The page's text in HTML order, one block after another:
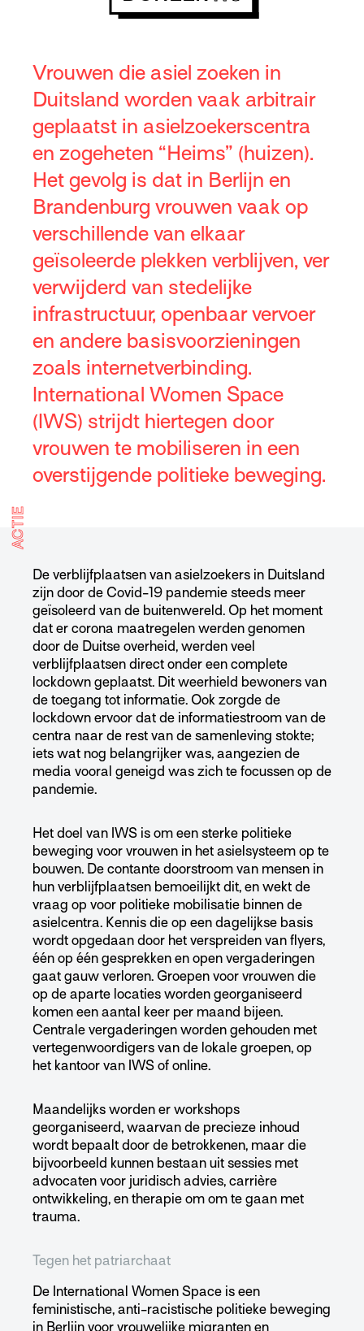
Vrouwen die asiel zoeken in
Duitsland worden vaak arbitrair
geplaatst in asielzoekerscentra
en zogeheten “Heims” (huizen).
Het gevolg is dat in Berlijn en
Brandenburg vrouwen vaak op
verschillende van elkaar
geïsoleerde plekken verblijven, ver
verwijderd van stedelijke
infrastructuur, openbaar vervoer
en andere basisvoorzieningen
zoals internetverbinding.
International Women Space
(IWS) strijdt hiertegen door
vrouwen te mobiliseren in een
overstijgende politieke beweging.
ACTIE
De verblijfplaatsen van asielzoekers in Duitsland
zijn door de Covid-19 pandemie steeds meer
geïsoleerd van de buitenwereld. Op het moment
dat er corona maatregelen werden genomen
door de Duitse overheid, werden veel
verblijfplaatsen direct onder een complete
lockdown geplaatst. Dit weerhield bewoners van
de toegang tot informatie. Ook zorgde de
lockdown ervoor dat de informatiestroom van de
centra naar de rest van de samenleving stokte;
iets wat nog belangrijker was, aangezien de
media vooral geneigd was zich te focussen op de
pandemie.
Het doel van IWS is om een sterke politieke
beweging voor vrouwen in het asielsysteem op te
bouwen. De contante doorstroom van mensen in
hun verblijfplaatsen bemoeilijkt dit, en wekt de
vraag op voor politieke mobilisatie binnen de
asielcentra. Kennis die op een dagelijkse basis
wordt opgedaan door het verspreiden van flyers,
één op één gesprekken en open vergaderingen
gaat gauw verloren. Groepen voor vrouwen die
op de aparte locaties worden georganiseerd
komen een aantal keer per maand bijeen.
Centrale vergaderingen worden gehouden met
vertegenwoordigers van de lokale groepen, op
het kantoor van IWS of online.
Maandelijks worden er workshops
georganiseerd, waarvan de precieze inhoud
wordt bepaalt door de betrokkenen, maar die
bijvoorbeeld kunnen bestaan uit sessies met
advocaten voor juridisch advies, carrière
ontwikkeling, en therapie om om te gaan met
trauma.
Tegen het patriarchaat
De International Women Space is een
feministische, anti-racistische politieke beweging
in Berlijn voor vrouwelijke migranten en